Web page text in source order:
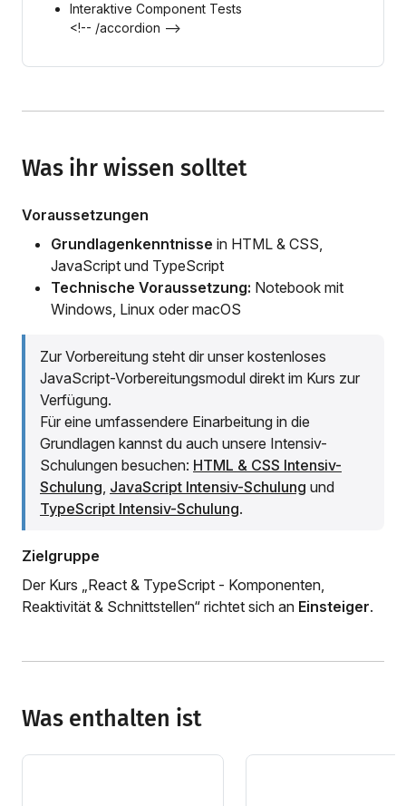
Interaktive Component Tests
<!-- /accordion -->
Was ihr wissen solltet
Voraussetzungen
Grundlagenkenntnisse in HTML & CSS,
JavaScript und TypeScript
Technische Voraussetzung: Notebook mit
Windows, Linux oder macOS
Zur Vorbereitung steht dir unser kostenloses
JavaScript-Vorbereitungsmodul direkt im Kurs zur
Verfügung.
Für eine umfassendere Einarbeitung in die
Grundlagen kannst du auch unsere Intensiv-
Schulungen besuchen: HTML & CSS Intensiv-
Schulung, JavaScript Intensiv-Schulung und
TypeScript Intensiv-Schulung.
Zielgruppe
Der Kurs „React & TypeScript - Komponenten,
Reaktivität & Schnittstellen“ richtet sich an Einsteiger.
Was enthalten ist